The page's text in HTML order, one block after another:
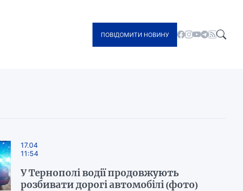
ПОВІДОМИТИ НОВИНУ
17.04
11:54
У Тернополі водії продовжують
розбивати дорогі автомобілі (фото)